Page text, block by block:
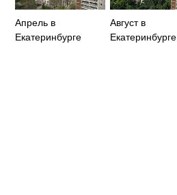
Апрель в
Екатеринбурге
Август в
Екатеринбурге